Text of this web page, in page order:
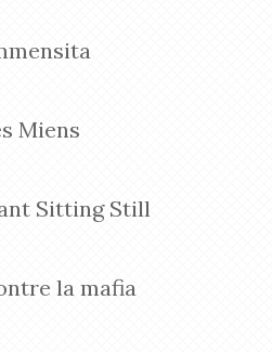
Miens
Sitting Still
la mafia